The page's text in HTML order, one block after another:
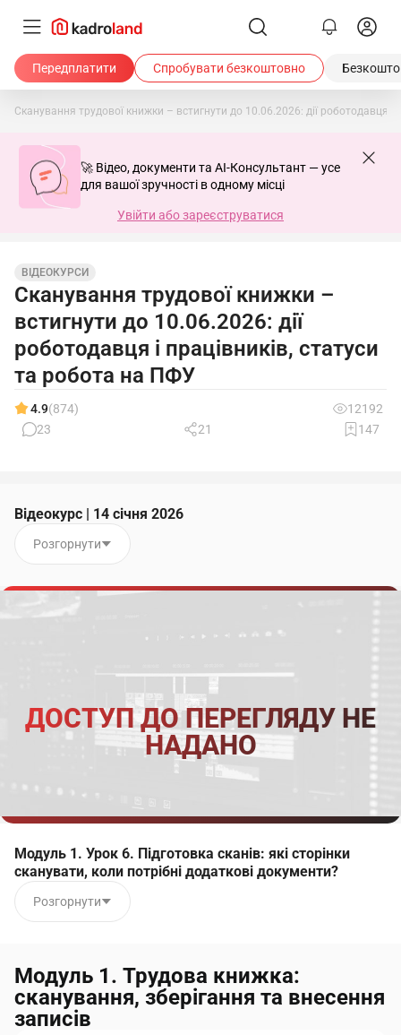
Передплатити Спробувати безкоштовно
Сканування трудової книжки – встигнути до 10.06.2026: дії роботодавця
🚀 Відео, документи та AI-Консультант — усе
для вашої зручності в одному місці
Увійти або зареєструватися
ВІДЕОКУРСИ
Сканування трудової книжки –
встигнути до 10.06.2026: дії
роботодавця і працівників, статуси
та робота на ПФУ
4.9(874)
12192
23
21 147
Відеокурс | 14 січня 2026
Розгорнути
ДОСТУП ДО ПЕРЕГЛЯДУ НЕ
НАДАНО
Модуль 1. Урок 6. Підготовка сканів: які сторінки
сканувати, коли потрібні додаткові документи?
Розгорнути
Модуль 1. Трудова книжка:
сканування, зберігання та внесення
записів